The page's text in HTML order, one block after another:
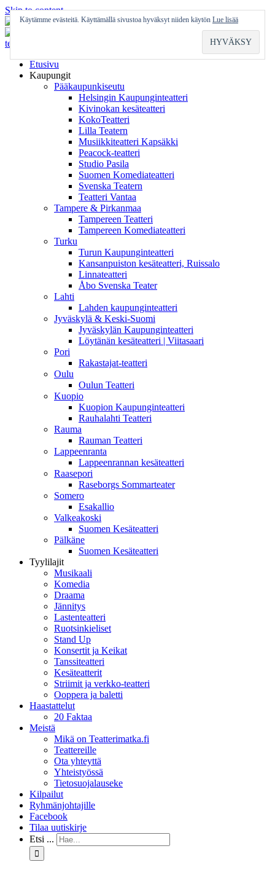
Skip to content
Etusivu
Kaupungit
Pääkaupunkiseutu
Helsingin Kaupunginteatteri
Kivinokan kesäteatteri
KokoTeatteri
Lilla Teatern
Musiikkiteatteri Kapsäkki
Peacock-teatteri
Studio Pasila
Suomen Komediateatteri
Svenska Teatern
Teatteri Vantaa
Tampere & Pirkanmaa
Tampereen Teatteri
Tampereen Komediateatteri
Turku
Turun Kaupunginteatteri
Kansanpuiston kesäteatteri, Ruissalo
Linnateatteri
Åbo Svenska Teater
Lahti
Lahden kaupunginteatteri
Jyväskylä & Keski-Suomi
Jyväskylän Kaupunginteatteri
Löytänän kesäteatteri | Viitasaari
Pori
Rakastajat-teatteri
Oulu
Oulun Teatteri
Kuopio
Kuopion Kaupunginteatteri
Rauhalahti Teatteri
Rauma
Rauman Teatteri
Lappeenranta
Lappeenrannan kesäteatteri
Raasepori
Raseborgs Sommarteater
Somero
Esakallio
Valkeakoski
Suomen Kesäteatteri
Pälkäne
Suomen Kesäteatteri
Tyylilajit
Musikaali
Komedia
Draama
Jännitys
Lastenteatteri
Ruotsinkieliset
Stand Up
Konsertit ja Keikat
Tanssiteatteri
Kesäteatterit
Striimit ja verkko-teatteri
Ooppera ja baletti
Haastattelut
20 Faktaa
Meistä
Mikä on Teatterimatka.fi
Teattereille
Ota yhteyttä
Yhteistyössä
Tietosuojalauseke
Kilpailut
Ryhmänjohtajille
Facebook
Tilaa uutiskirje
Etsi ...
Käytämme evästeitä. Käyttämällä sivustoa hyväksyt niiden käytön Lue lisää